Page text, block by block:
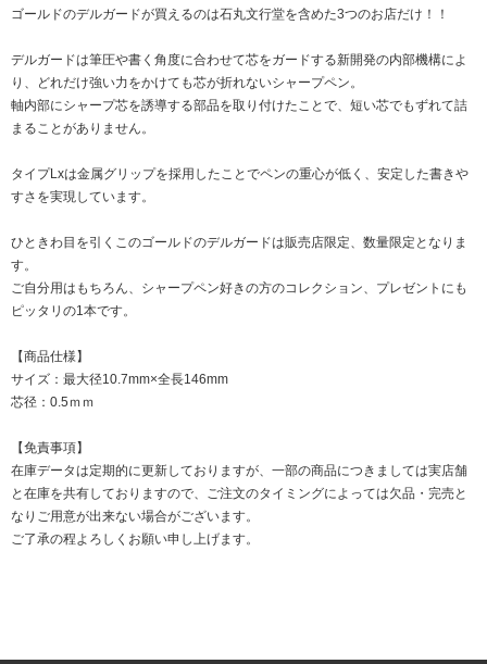
ゴールドのデルガードが買えるのは石丸文行堂を含めた3つのお店だけ！！
デルガードは筆圧や書く角度に合わせて芯をガードする新開発の内部機構によ
り、どれだけ強い力をかけても芯が折れないシャープペン。
軸内部にシャープ芯を誘導する部品を取り付けたことで、短い芯でもずれて詰
まることがありません。
タイプLxは金属グリップを採用したことでペンの重心が低く、安定した書きや
すさを実現しています。
ひときわ目を引くこのゴールドのデルガードは販売店限定、数量限定となりま
す。
ご自分用はもちろん、シャープペン好きの方のコレクション、プレゼントにも
ピッタリの1本です。
【商品仕様】
サイズ：最大径10.7mm×全長146mm
芯径：0.5ｍｍ
【免責事項】
在庫データは定期的に更新しておりますが、一部の商品につきましては実店舗
と在庫を共有しておりますので、ご注文のタイミングによっては欠品・完売と
なりご用意が出来ない場合がございます。
ご了承の程よろしくお願い申し上げます。